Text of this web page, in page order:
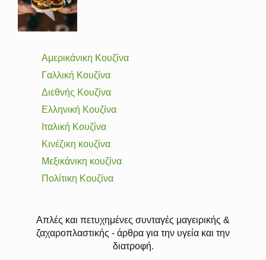
Αμερικάνικη Κουζίνα
Γαλλική Κουζίνα
Διεθνής Κουζίνα
Ελληνική Κουζίνα
Ιταλική Κουζίνα
Κινέζικη κουζίνα
Μεξικάνικη κουζίνα
Πολίτικη Κουζίνα
Απλές και πετυχημένες συνταγές μαγειρικής &
ζαχαροπλαστικής - άρθρα για την υγεία και την
διατροφή.